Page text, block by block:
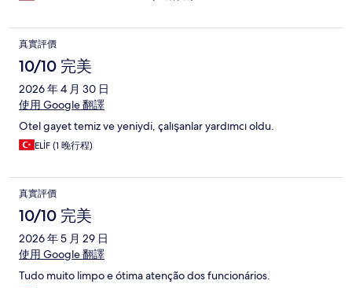
真實評價
10/10 完美
2026 年 4 月 30 日
使用 Google 翻譯
Otel gayet temiz ve yeniydi, çalışanlar yardımcı oldu.
ELİF (1 晚行程)
真實評價
10/10 完美
2026 年 5 月 29 日
使用 Google 翻譯
Tudo muito limpo e ótima atenção dos funcionários.